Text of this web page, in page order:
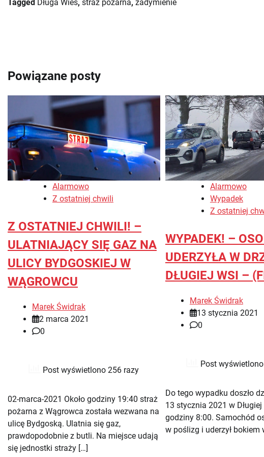
Tagged Długa Wieś, straż pożarna, zadymienie
Powiązane posty
Alarmowo
Z ostatniej chwili
Z OSTATNIEJ CHWILI! –
ULATNIAJĄCY SIĘ GAZ NA
ULICY BYDGOSKIEJ W
WĄGROWCU
Marek Świdrak
2 marca 2021
0
Post wyświetlono 256 razy
02-marca-2021 Około godziny 19:40 straż
pożarna z Wągrowca została wezwana na
ulicę Bydgoską. Ulatnia się gaz,
prawdopodobnie z butli. Na miejsce udają
się jednostki straży […]
Alarmowo
Wypadek
Z ostatniej
WYPADEK! –
UDERZYŁA W
DŁUGIEJ WSI –
Marek Świdrak
13 stycznia 2021
0
Post
Do tego wypadku doszło
13 stycznia 2021 w Długiej
godziny 8:00. Samochód
w poślizg i uderzył bokiem